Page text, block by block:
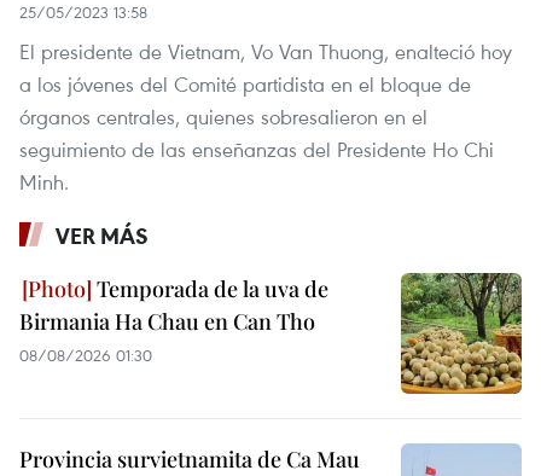
25/05/2023 13:58
El presidente de Vietnam, Vo Van Thuong, enalteció hoy
a los jóvenes del Comité partidista en el bloque de
órganos centrales, quienes sobresalieron en el
seguimiento de las enseñanzas del Presidente Ho Chi
Minh.
VER MÁS
Temporada de la uva de
Birmania Ha Chau en Can Tho
08/08/2026 01:30
Provincia survietnamita de Ca Mau